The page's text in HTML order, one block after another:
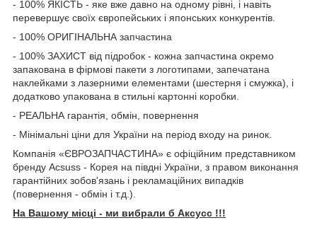
- 100% ЯКІСТЬ - яке вже давно на одному рівні, і навіть
перевершує своїх європейських і японських конкурентів.
- 100% ОРИГІНАЛЬНА запчастина
- 100% ЗАХИСТ від підробок - кожна запчастина окремо
запакована в фірмові пакети з логотипами, запечатана
наклейками з лазерними елементами (шестерня і смужка), і
додатково упакована в стильні картонні коробки.
- РЕАЛЬНА гарантія, обмін, повернення
- Мінімальні ціни для України на період входу на ринок.
Компанія «ЄВРОЗАПЧАСТИНА» є офіційним представником
бренду Acsuss - Корея на півдні України, з правом виконання
гарантійних зобов'язань і рекламаційних випадків
(повернення - обмін і т.д.).
На Вашому місці - ми вибрали б Aксусс !!!